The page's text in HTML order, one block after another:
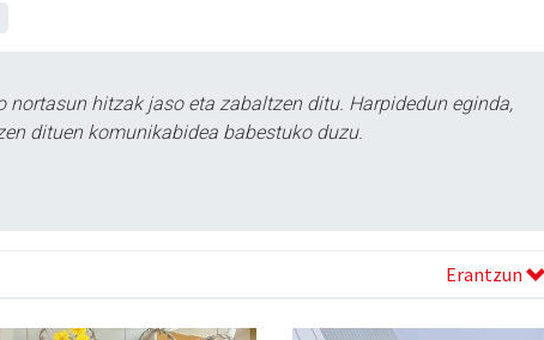
nortasun hitzak jaso eta zabaltzen ditu. Harpidedun eginda,
dituen komunikabidea babestuko duzu.
Erantzun